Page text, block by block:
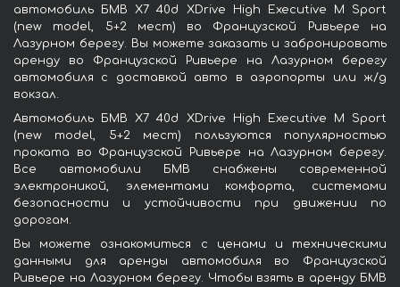
автомобиль БМВ X7 40d XDrive High Executive M Sport
(new model, 5+2 мест) во Французской Ривьере на
Лазурном берегу. Вы можете заказать и забронировать
аренду во Французской Ривьере на Лазурном берегу
автомобиля с доставкой авто в аэропорты или ж/д
вокзал.
Автомобиль БМВ X7 40d XDrive High Executive M Sport
(new model, 5+2 мест) пользуются популярностью
проката во Французской Ривьере на Лазурном берегу.
Все автомобили БМВ снабжены современной
электроникой, элементами комфорта, системами
безопасности и устойчивости при движении по
дорогам.
Вы можете ознакомиться с ценами и техническими
данными для аренды автомобиля во Французской
Ривьере на Лазурном берегу. Чтобы взять в аренду БМВ